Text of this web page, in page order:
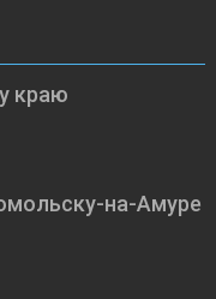
краю
на-Амуре